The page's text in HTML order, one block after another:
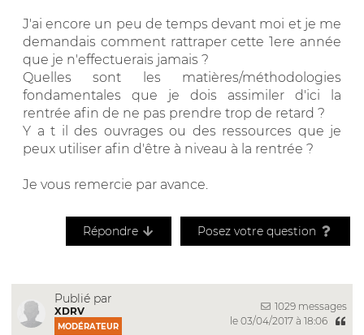
J'ai encore un peu de temps devant moi et je me
demandais comment rattraper cette 1ere année
que je n'effectuerais jamais ?
Quelles sont les matières/méthodologies
fondamentales que je dois assimiler d'ici la
rentrée afin de ne pas prendre trop de retard ?
Y a t il des ouvrages ou des ressources que je
peux utiliser afin d'être à niveau à la rentrée ?
Je vous remercie par avance.
Répondre Posez votre question
Publié par
XDRV
MODÉRATEUR
1029 messages
le 03/04/2017 à 18:06